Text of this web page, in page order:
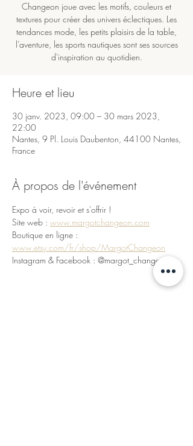
Changeon joue avec les motifs, couleurs et
textures pour créer des univers éclectiques. Les
tendances mode, les petits plaisirs de la table,
l’aventure, les sports nautiques sont ses sources
d'inspiration au quotidien.
Heure et lieu
30 janv. 2023, 09:00 – 30 mars 2023,
22:00
Nantes, 9 Pl. Louis Daubenton, 44100 Nantes,
France
À propos de l'événement
Expo à voir, revoir et s'offrir !
Site web : www.margotchangeon.com
Boutique en ligne :
www.etsy.com/fr/shop/MargotChangeon
Instagram & Facebook : @margot_changeon